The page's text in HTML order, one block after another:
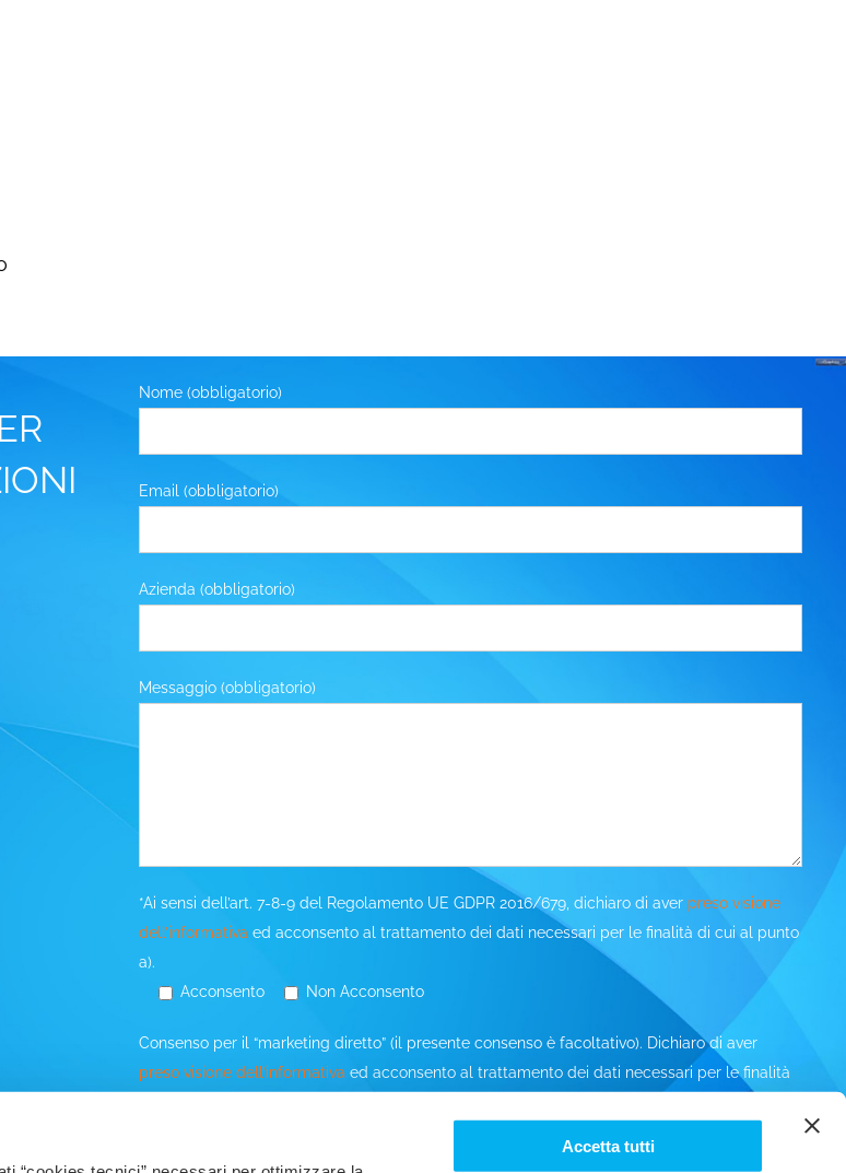
Accetta tutti
Nome (obbligatorio)
Email (obbligatorio)
Azienda (obbligatorio)
Messaggio (obbligatorio)
*Ai sensi dell’art. 7-8-9 del Regolamento UE GDPR 2016/679, dichiaro di aver preso visione
dell’informativa ed acconsento al trattamento dei dati necessari per le finalità di cui al punto
a).
Acconsento
Non Acconsento
Consenso per il “marketing diretto” (il presente consenso è facoltativo). Dichiaro di aver
preso visione dell’informativa ed acconsento al trattamento dei dati necessari per le finalità